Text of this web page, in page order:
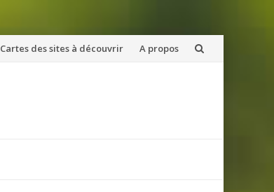
Cartes des sites à découvrir A propos